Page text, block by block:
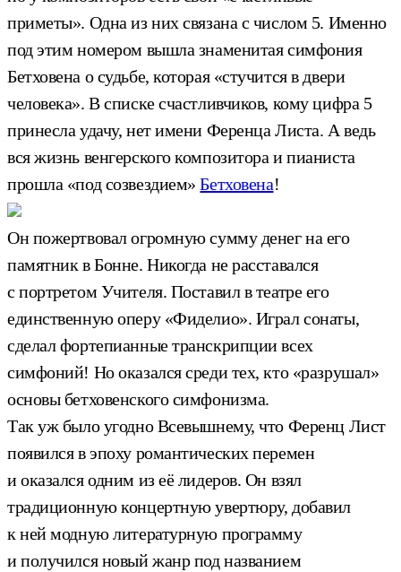
приметы». Одна из них связана с числом 5. Именно
под этим номером вышла знаменитая симфония
Бетховена о судьбе, которая «стучится в двери
человека». В списке счастливчиков, кому цифра 5
принесла удачу, нет имени Ференца Листа. А ведь
вся жизнь венгерского композитора и пианиста
прошла «под созвездием»Бетховена!
Он пожертвовал огромную сумму денег на его
памятник в Бонне. Никогда не расставался
с портретом Учителя. Поставил в театре его
единственную оперу «Фиделио». Играл сонаты,
сделал фортепианные транскрипции всех
симфоний! Но оказался среди тех, кто «разрушал»
основы бетховенского симфонизма.
Так уж было угодно Всевышнему, что Ференц Лист
появился в эпоху романтических перемен
и оказался одним из её лидеров. Он взял
традиционную концертную увертюру, добавил
к ней модную литературную программу
и получился новый жанр под названием